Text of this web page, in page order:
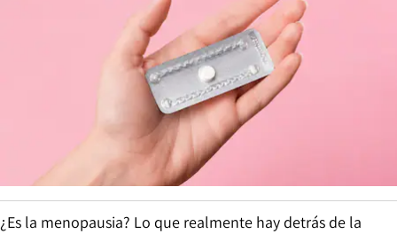
¿Es la menopausia? Lo que realmente hay detrás de la